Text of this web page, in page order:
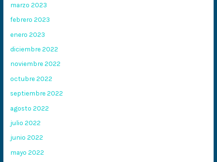
marzo 2023
febrero 2023
enero 2023
diciembre 2022
noviembre 2022
octubre 2022
septiembre 2022
agosto 2022
julio 2022
junio 2022
mayo 2022